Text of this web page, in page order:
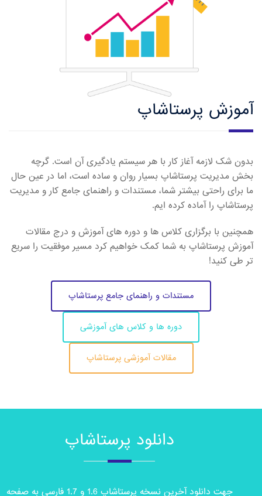
آموزش پرستاشاپ
بدون شک لازمه آغاز کار با هر سیستم یادگیری آن است. گرچه
بخش مدیریت پرستاشاپ بسیار روان و ساده است، اما در عین حال
ما برای راحتی بیشتر شما، مستندات و راهنمای جامع کار و مدیریت
پرستاشاپ را آماده کرده ایم.
همچنین با برگزاری کلاس ها و دوره های آموزش و درج مقالات
آموزش پرستاشاپ به شما کمک خواهیم کرد مسیر موفقیت را سریع
تر طی کنید!
مستندات و راهنمای جامع پرستاشاپ
دوره ها و کلاس های آموزشی
مقالات آموزشی پرستاشاپ
دانلود پرستاشاپ
جهت دانلود آخرین نسخه پرستاشاپ 1.6 و 1.7 فارسی به صفحه